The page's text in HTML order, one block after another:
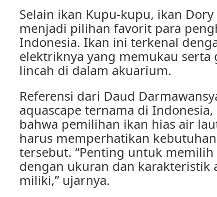
Selain ikan Kupu-kupu, ikan
menjadi pilihan favorit para
Indonesia. Ikan ini terkenal
elektriknya yang memukau serta
lincah di dalam akuarium.
Referensi dari Daud
aquascape ternama di
bahwa pemilihan ikan hias air
harus memperhatikan
tersebut. “Penting untuk memilih
dengan ukuran dan karakteristik
miliki,” ujarnya.